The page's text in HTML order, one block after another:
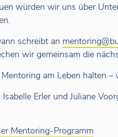
würden wir uns über
schreibt an
wir gemeinsam die
am Leben halten –
Erler und Juliane
Mentoring-Programm